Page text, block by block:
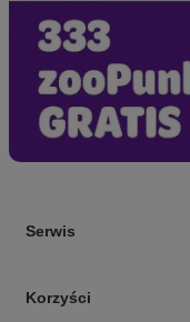
Serwis
Korzyści